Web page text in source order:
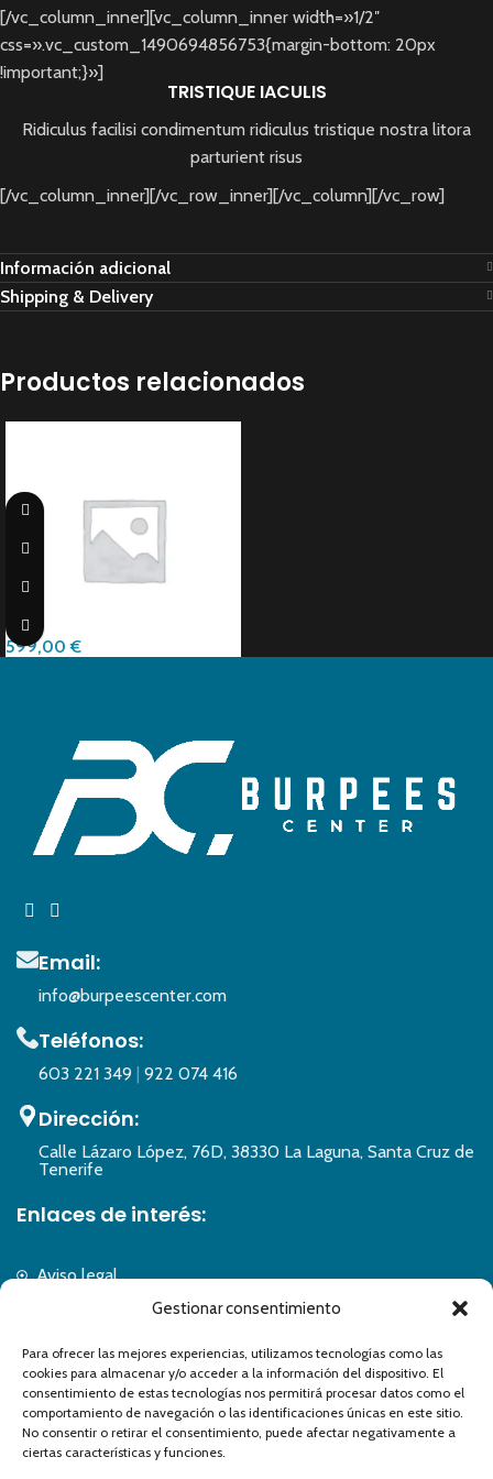
Gestionar consentimiento
Para ofrecer las mejores experiencias, utilizamos tecnologías como las
cookies para almacenar y/o acceder a la información del dispositivo. El
consentimiento de estas tecnologías nos permitirá procesar datos como el
comportamiento de navegación o las identificaciones únicas en este sitio.
No consentir o retirar el consentimiento, puede afectar negativamente a
ciertas características y funciones.
[/vc_column_inner][vc_column_inner width=»1/2″
css=».vc_custom_1490694856753{margin-bottom: 20px
!important;}»]
TRISTIQUE IACULIS
Ridiculus facilisi condimentum ridiculus tristique nostra litora
parturient risus
[/vc_column_inner][/vc_row_inner][/vc_column][/vc_row]
Información adicional
Shipping & Delivery
Productos relacionados
599,00€
Email:
info@burpeescenter.com
Teléfonos:
603 221 349 922 074 416
Dirección:
Calle Lázaro López, 76D, 38330 La Laguna, Santa Cruz de
Tenerife
Enlaces de interés:
Aviso legal
Política de privacidad
Accesibilidad
Formulario de accesibilidad
Mapa del sitio